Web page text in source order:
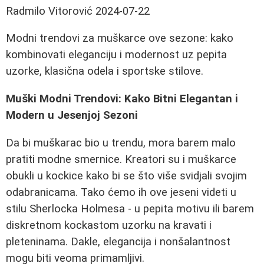
Radmilo Vitorović 2024-07-22
Modni trendovi za muškarce ove sezone: kako
kombinovati eleganciju i modernost uz pepita
uzorke, klasična odela i sportske stilove.
Muški Modni Trendovi: Kako Bitni Elegantan i
Modern u Jesenjoj Sezoni
Da bi muškarac bio u trendu, mora barem malo
pratiti modne smernice. Kreatori su i muškarce
obukli u kockice kako bi se što više svidjali svojim
odabranicama. Tako ćemo ih ove jeseni videti u
stilu Sherlocka Holmesa - u pepita motivu ili barem
diskretnom kockastom uzorku na kravati i
pleteninama. Dakle, elegancija i nonšalantnost
mogu biti veoma primamljivi.